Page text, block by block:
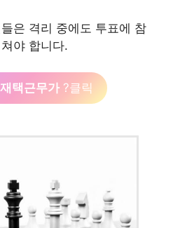
은 격리 중에도 투표에 참
야 합니다.
택근무가 ?클릭